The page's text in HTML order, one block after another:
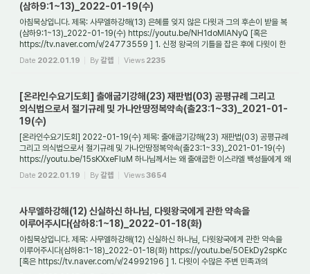
(삼하9:1~13)_2022-01-19(수)
아침묵상입니다. 제목: 사무엘하강해(13) 은혜를 잊지 않은 다윗과 그의 후손이 받을 복
(삼하9:1~13)_2022-01-19(수) https://youtu.be/NH1doMlANyQ [혹은
https://tv.naver.com/v/24773559 ] 1. 신정 왕국의 기틀을 잡은 후에 다윗이 한
일은 무엇인가? 신정 ...
Date 2022.01.19 By갈렙 Views 2235
[온라인수요기도회] 출애굽기강해(23) 재판법(03) 공평규례 그리고
의식법으로서 절기규례 및 가나안땅정복약속(출23:1~33)_2021-01-
19(수)
[온라인수요기도회] 2022-01-19(수) 제목: 출애굽기강해(23) 재판법(03) 공평규례
그리고 의식법으로서 절기규례 및 가나안땅정복약속(출23:1~33)_2021-01-19(수)
https://youtu.be/15sKXxeFluM 하나님께서는 왜 출애굽한 이스라엘 백성들에게 왜
진실만을 말...
Date 2022.01.19 By갈렙 Views3654
사무엘하강해(12) 신실하신 하나님, 다윗왕국에게 관한 약속을
이루어주시다(삼하8:1~18)_2022-01-18(화)
아침묵상입니다. 제목: 사무엘하강해(12) 신실하신 하나님, 다윗왕국에게 관한 약속을
이루어주시다(삼하8:1~18)_2022-01-18(화) https://youtu.be/5OEkDy2spKc
[혹은 https://tv.naver.com/v/24992196 ] 1. 다윗이 수많은 주변 민족과의